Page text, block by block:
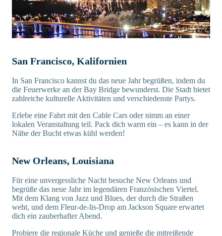
San Francisco, Kalifornien
In San Francisco kannst du das neue Jahr begrüßen, indem du
die Feuerwerke an der Bay Bridge bewunderst. Die Stadt bietet
zahlreiche kulturelle Aktivitäten und verschiedenste Partys.
Erlebe eine Fahrt mit den Cable Cars oder nimm an einer
lokalen Veranstaltung teil. Pack dich warm ein – es kann in der
Nähe der Bucht etwas kühl werden!
New Orleans, Louisiana
Für eine unvergessliche Nacht besuche New Orleans und
begrüße das neue Jahr im legendären Französischen Viertel.
Mit dem Klang von Jazz und Blues, der durch die Straßen
weht, und dem Fleur-de-lis-Drop am Jackson Square erwartet
dich ein zauberhafter Abend.
Probiere die regionale Küche und genieße die mitreißende